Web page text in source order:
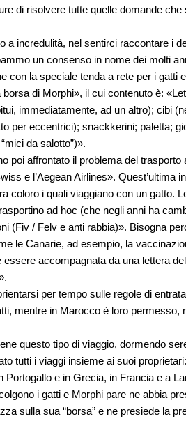
di risolvere tutte quelle domande
a incredulità, nel sentirci raccontare i
un consenso in nome dei molti
con la speciale tenda a rete per i
di Morphi», il cui contenuto è:
immediatamente, ad un altro); cibi
per eccentrici); snackkerini; paletta;
da salotto”)».
poi affrontato il problema del
e l’Aegean Airlines». Quest’ultima
coloro i quali viaggiano con un gatto.
ad hoc (che negli anni ha
(Fiv / Felv e anti rabbia)». Bisogna
le Canarie, ad esempio, la
essere accompagnata da una lettera
per tempo sulle regole di
mentre in Marocco è loro
questo tipo di viaggio, dormendo
tutti i viaggi insieme ai suoi
Portogallo e in Grecia, in Francia e a
i gatti e Morphi pare ne abbia
sulla sua “borsa” e ne presiede la